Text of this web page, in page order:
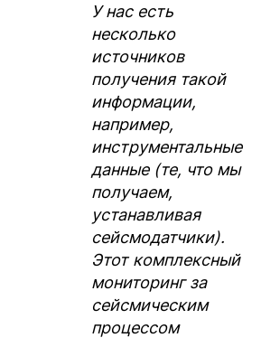
У нас есть
несколько
источников
получения такой
информации,
например,
инструментальные
данные (те, что мы
получаем,
устанавливая
сейсмодатчики).
Этот комплексный
мониторинг за
сейсмическим
процессом